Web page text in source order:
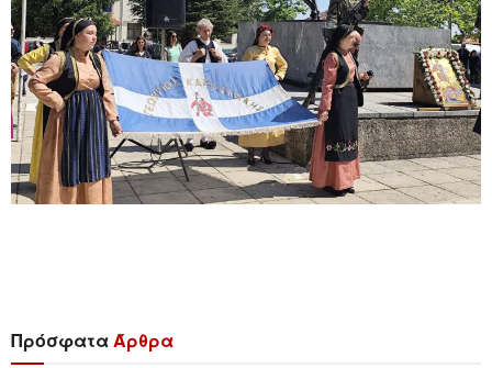
ΠρόσφαταΆρθρα